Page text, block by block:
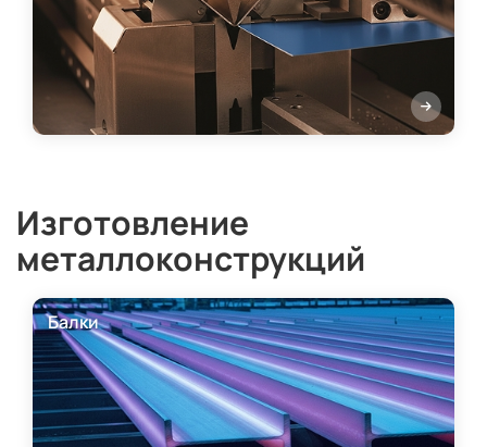
Изготовление
металлоконструкций
Балки